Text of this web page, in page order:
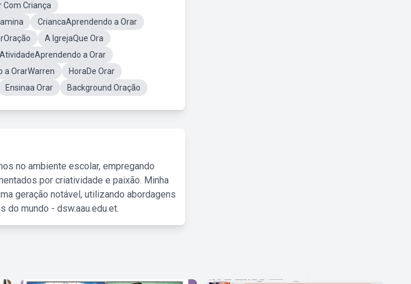
Com Criança
CriancaAprendendo a Orar
A IgrejaQue Ora
AtividadeAprendendo a Orar
a OrarWarren
HoraDe Orar
Ensinaa Orar Background Oração
no ambiente escolar, empregando
por criatividade e paixão. Minha
geração notável, utilizando abordagens
mundo - dsw.aau.edu.et.